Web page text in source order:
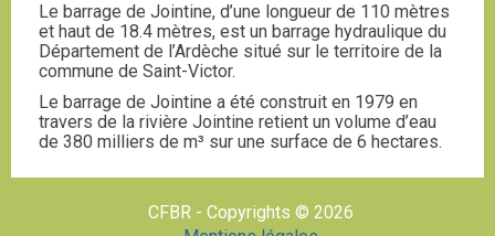
Le barrage de Jointine, d’une longueur de 110 mètres
et haut de 18.4 mètres, est un barrage hydraulique du
Département de l’Ardèche situé sur le territoire de la
commune de Saint-Victor.
Le barrage de Jointine a été construit en 1979 en
travers de la rivière Jointine retient un volume d’eau
de 380 milliers de m³ sur une surface de 6 hectares.
CFBR - Copyrights © 2026